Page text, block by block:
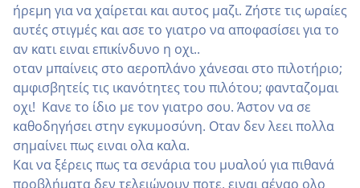
ήρεμη για να χαίρεται και αυτος μαζι. Ζήστε τις ωραίες
αυτές στιγμές και ασε το γιατρο να αποφασίσει για το
αν κατι ειναι επικίνδυνο η οχι..
οταν μπαίνεις στο αεροπλάνο χάνεσαι στο πιλοτήριο;
αμφισβητείς τις ικανότητες του πιλότου; φανταζομαι
οχι! Κανε το ίδιο με τον γιατρο σου. Άστον να σε
καθοδηγήσει στην εγκυμοσύνη. Οταν δεν λεει πολλα
σημαίνει πως ειναι ολα καλα.
Και να ξέρεις πως τα σενάρια του μυαλού για πιθανά
προβλήματα δεν τελειώνουν ποτε, ειναι αέναο ολο